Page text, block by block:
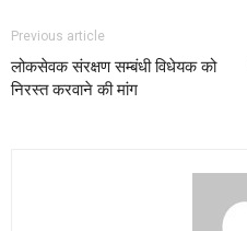
Previous article
लोकसेवक संरक्षण सम्बंधी विधेयक को
निरस्त करवाने की मांग